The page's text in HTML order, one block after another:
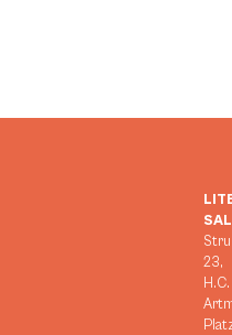
23,
H.C.